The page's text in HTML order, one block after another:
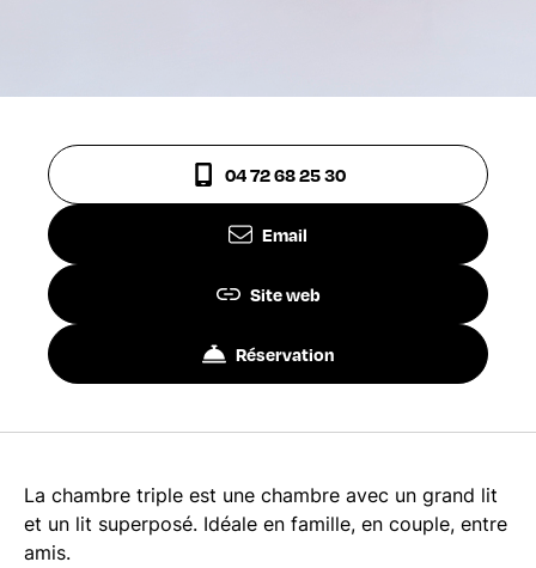
04 72 68 25 30
Email
Site web
Réservation
La chambre triple est une chambre avec un grand lit
et un lit superposé. Idéale en famille, en couple, entre
amis.